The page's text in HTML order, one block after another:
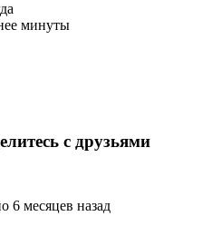
минуты
с друзьями
6 месяцев назад